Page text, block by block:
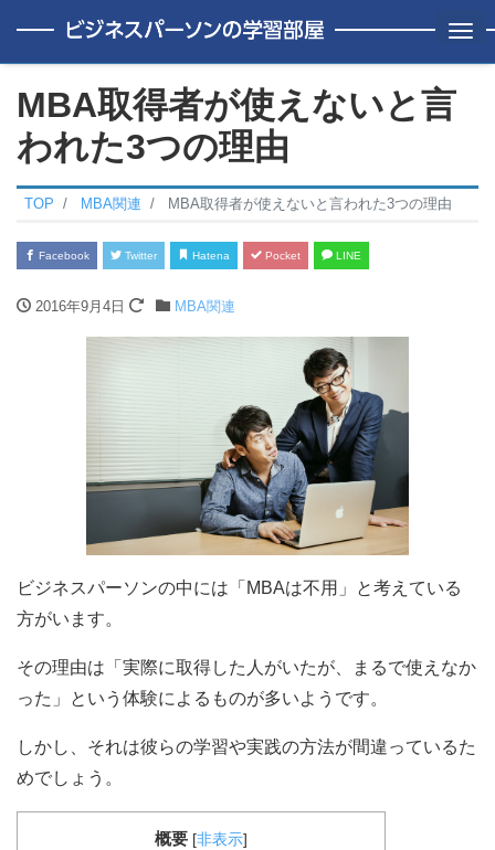
MBA取得者が使えないと言
われた3つの理由
TOP MBA関連 MBA取得者が使えないと言われた3つの理由
Facebook Twitter Hatena Pocket LINE
2016年9月4日 MBA関連
ビジネスパーソンの中には「MBAは不用」と考えている
方がいます。
その理由は「実際に取得した人がいたが、まるで使えなか
った」という体験によるものが多いようです。
しかし、それは彼らの学習や実践の方法が間違っているた
めでしょう。
概要 [非表示]